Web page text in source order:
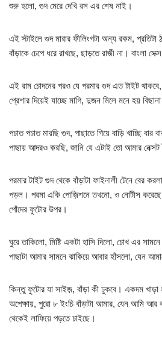
শুরু হলো, গুদ মেরে দেখি রস এর শেষ নাই।
এই স্টাইলে গুদ মারার ফীলিংগটা অন্য রকম, প্রতিটা
বাঁড়াকে চেপে ধরে রাখছে, ছাড়তে রাজী না। বাংলা
এই রাম চোদনের পরও যে পরমার গুদ এত টাইট
প্রেশার দিয়েই যাচ্ছে মাগি, দুজন মিলে মনে হয়
পচাত পচাত মারছি গুদ, পাছাতে গিয়ে বাড়ি খাচ্ছি বার
পাছায় আদরও করছি, জানি যে এটাই তো আমার নেক্সট
পরমার টাইট গুদ থেকে বাঁড়াটা ফাইনালী টেনে বের
পড়ল। পরমা একি পোজ়িশনে তখনো, ও নোটীস
পোঁদের ফুটোর উপর।
ঘুরে তাকিলো, মিষ্টি একটা হাসি দিলো, চোখ এর
পাছাটা আমার সামনে ঝাকিয়ে আবার হাঁসলো, যেন
কিন্তু ফুটোর যা সাইজ়, বাঁড়া কী ঢুকবে। একদম
অপেক্ষায়, পুরো ৮ ইংচি বাঁড়াটা আমার, যেন আমি আর
থেকেই লাফিয়ে পড়তে চাইছে।